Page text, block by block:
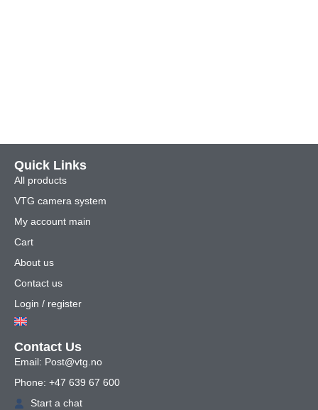
Quick Links
All products
VTG camera system
My account main
Cart
About us
Contact us
Login / register
Contact Us
Email: Post@vtg.no
Phone: +47 639 67 600
Start a chat